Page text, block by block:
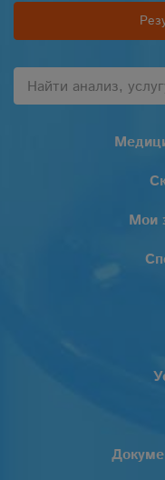
Мои